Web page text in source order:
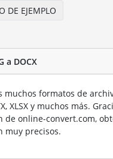
DE EJEMPLO
a DOCX
muchos formatos de
XLSX y muchos más.
de online-convert.com,
muy precisos.